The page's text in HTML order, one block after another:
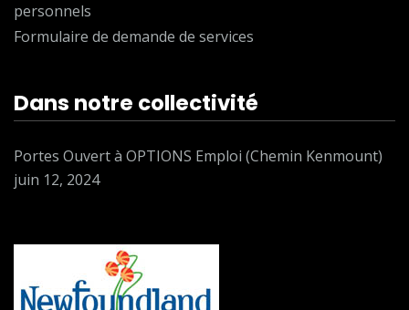
personnels
Formulaire de demande de services
Dans notre collectivité
Portes Ouvert à OPTIONS Emploi (Chemin Kenmount)
juin 12, 2024